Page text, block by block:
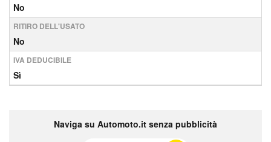
No
RITIRO DELL'USATO
No
IVA DEDUCIBILE
Sì
Naviga su Automoto.it senza pubblicità